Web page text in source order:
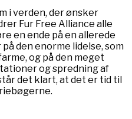
i verden, der ønsker
Fur Free Alliance alle
en ende på en allerede
den enorme lidelse, som
og på den meget
og spredning af
det klart, at det er tid til